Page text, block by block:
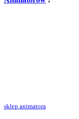
sklep animatora